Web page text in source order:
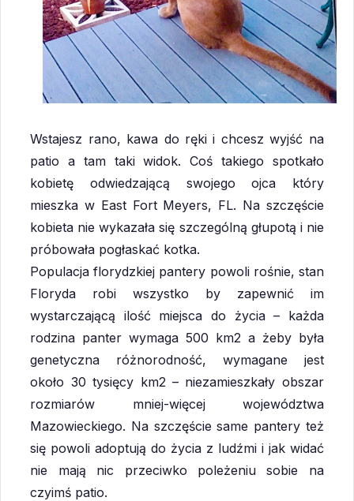
Wstajesz rano, kawa do ręki i chcesz wyjść na
patio a tam taki widok. Coś takiego spotkało
kobietę odwiedzającą swojego ojca który
mieszka w East Fort Meyers, FL. Na szczęście
kobieta nie wykazała się szczególną głupotą i nie
próbowała pogłaskać kotka.
Populacja florydzkiej pantery powoli rośnie, stan
Floryda robi wszystko by zapewnić im
wystarczającą ilość miejsca do życia – każda
rodzina panter wymaga 500 km2 a żeby była
genetyczna różnorodność, wymagane jest
około 30 tysięcy km2 – niezamieszkały obszar
rozmiarów mniej-więcej województwa
Mazowieckiego. Na szczęście same pantery też
się powoli adoptują do życia z ludźmi i jak widać
nie mają nic przeciwko poleżeniu sobie na
czyimś patio.